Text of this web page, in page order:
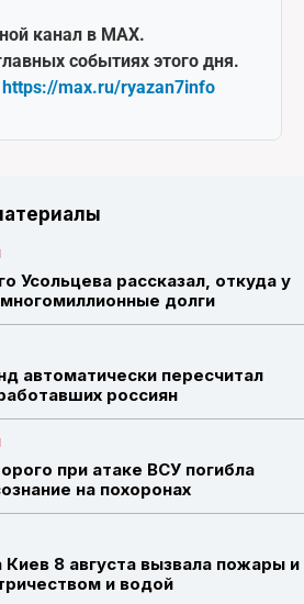
канал в MAX.
событиях этого дня.
https://max.ru/ryazan7info
Усольцева рассказал, откуда у
долги
автоматически пересчитал
россиян
при атаке ВСУ погибла
на похоронах
Киев 8 августа вызвала пожары и
и водой